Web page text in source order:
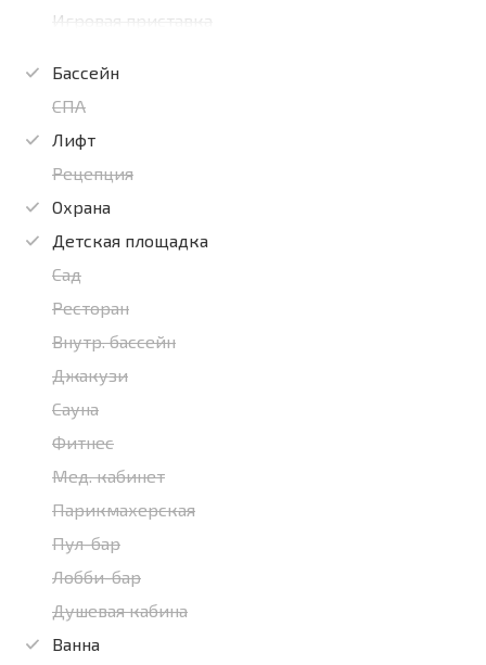
Игровая приставка
Бассейн
СПА
Лифт
Рецепция
Охрана
Детская площадка
Сад
Ресторан
Внутр. бассейн
Джакузи
Сауна
Фитнес
Мед. кабинет
Парикмахерская
Пул-бар
Лобби-бар
Душевая кабина
Ванна